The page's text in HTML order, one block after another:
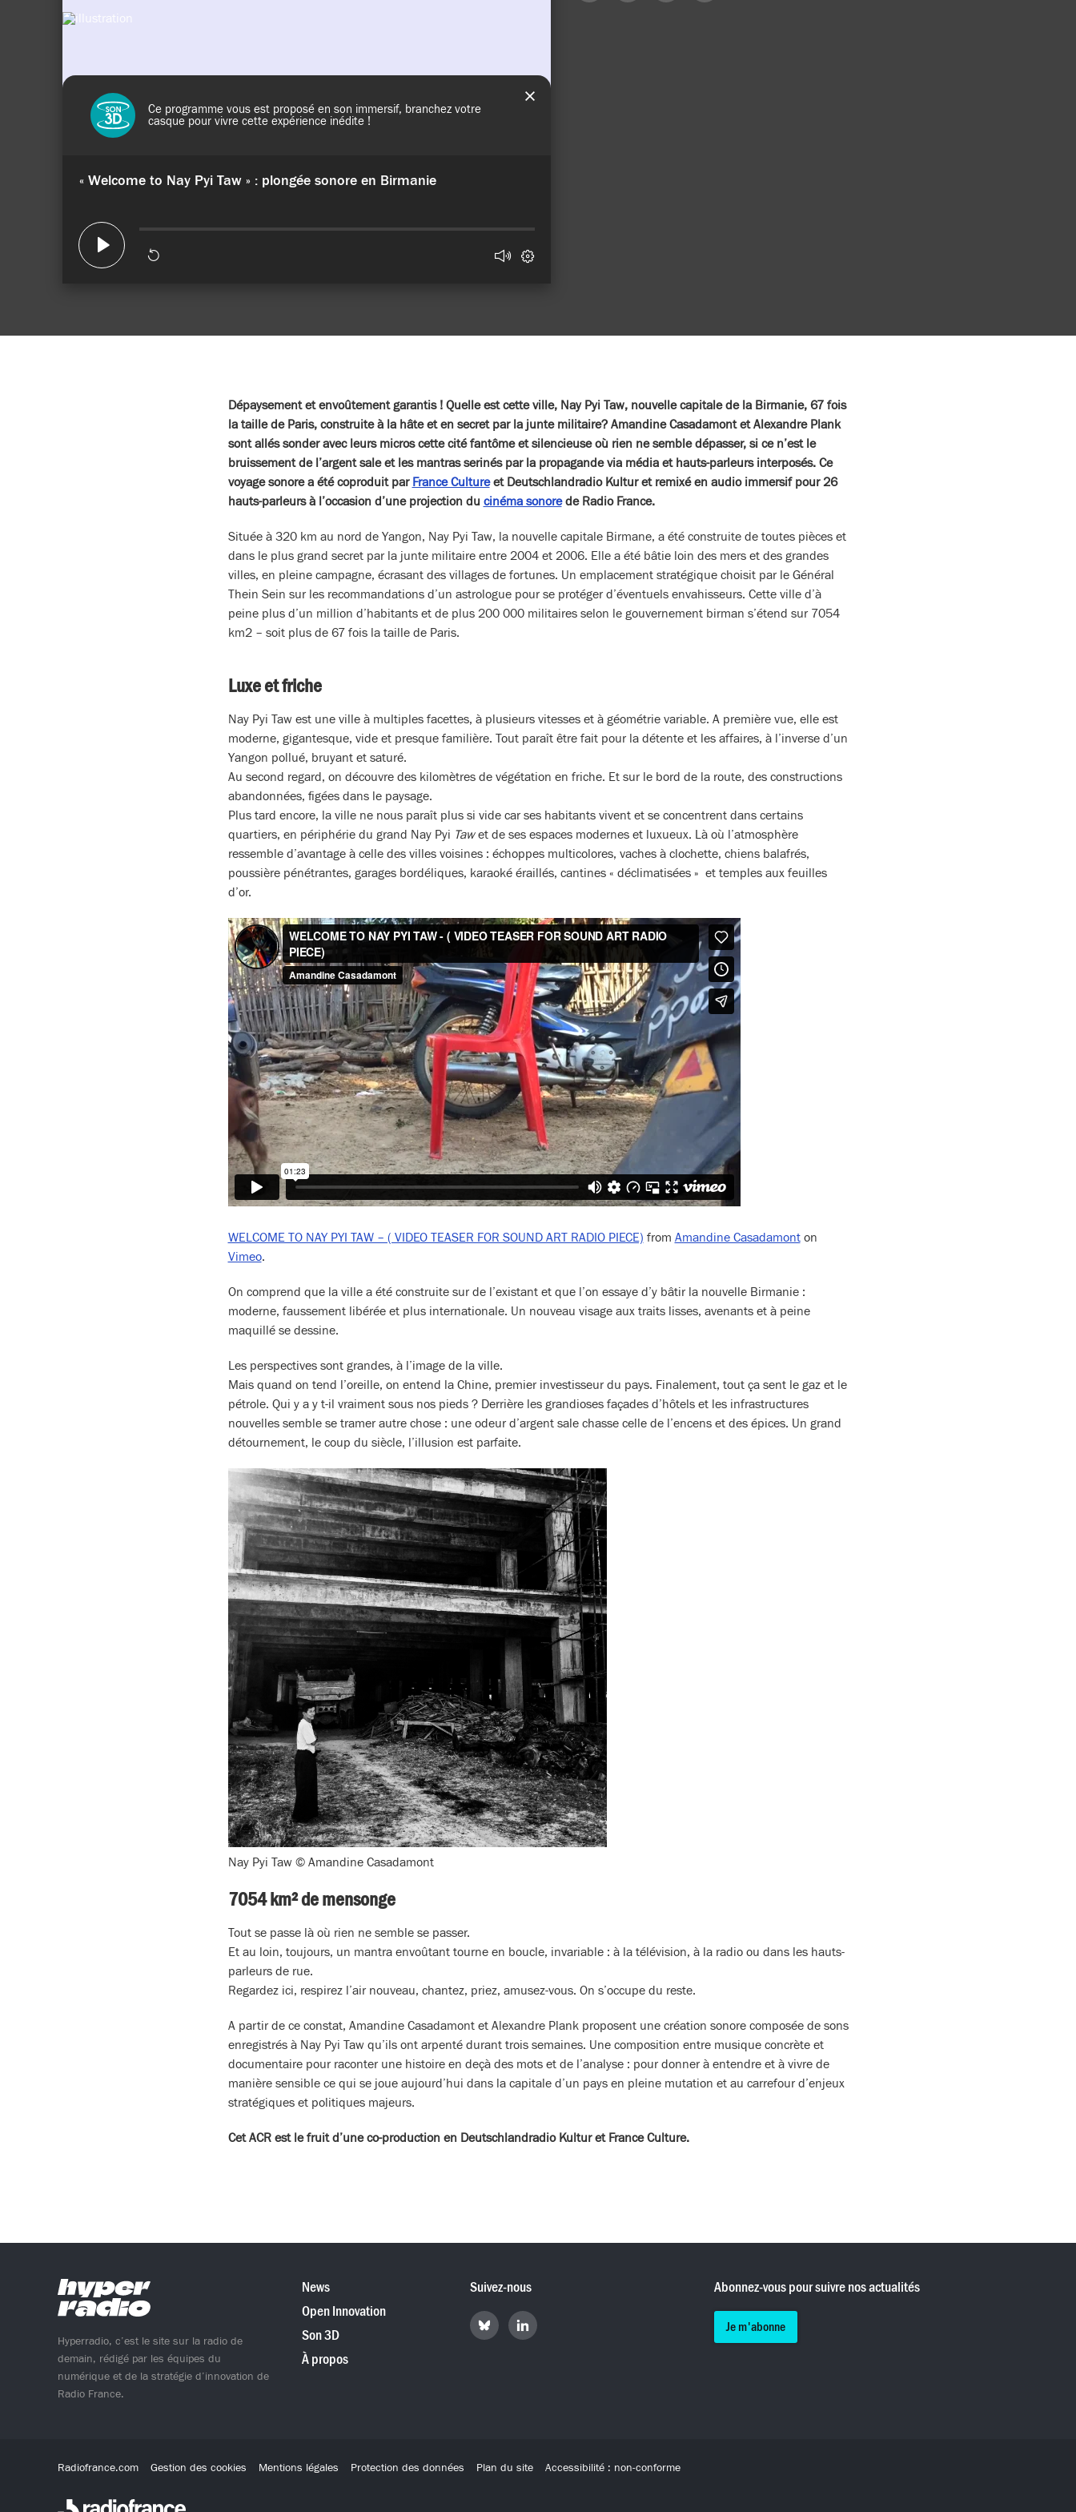
Dépaysement et envoûtement garantis ! Quelle est cette ville, Nay Pyi Taw, nouvelle capitale de la Birmanie, 67 fois
la taille de Paris, construite à la hâte et en secret par la junte militaire? Amandine Casadamont et Alexandre Plank
sont allés sonder avec leurs micros cette cité fantôme et silencieuse où rien ne semble dépasser, si ce n’est le
bruissement de l’argent sale et les mantras serinés par la propagande via média et hauts-parleurs interposés. Ce
voyage sonore a été coproduit par France Cultureet Deutschlandradio Kultur et remixé en audio immersif pour 26
hauts-parleurs à l’occasion d’une projection du cinéma sonorede Radio France.
Située à 320 km au nord de Yangon, Nay Pyi Taw, la nouvelle capitale Birmane, a été construite de toutes pièces et
dans le plus grand secret par la junte militaire entre 2004 et 2006. Elle a été bâtie loin des mers et des grandes
villes, en pleine campagne, écrasant des villages de fortunes. Un emplacement stratégique choisit par le Général
Thein Sein sur les recommandations d’un astrologue pour se protéger d’éventuels envahisseurs. Cette ville d’à
peine plus d’un million d’habitants et de plus 200 000 militaires selon le gouvernement birman s’étend sur 7054
km2 – soit plus de 67 fois la taille de Paris.
Luxe et friche
Nay Pyi Taw est une ville à multiples facettes, à plusieurs vitesses et à géométrie variable. A première vue, elle est
moderne, gigantesque, vide et presque familière. Tout paraît être fait pour la détente et les affaires, à l’inverse d’un
Yangon pollué, bruyant et saturé.
Au second regard, on découvre des kilomètres de végétation en friche. Et sur le bord de la route, des constructions
abandonnées, figées dans le paysage.
Plus tard encore, la ville ne nous paraît plus si vide car ses habitants vivent et se concentrent dans certains
quartiers, en périphérie du grand Nay Pyi Tawet de ses espaces modernes et luxueux. Là où l’atmosphère
ressemble d’avantage à celle des villes voisines : échoppes multicolores, vaches à clochette, chiens balafrés,
poussière pénétrantes, garages bordéliques, karaoké éraillés, cantines « déclimatisées » et temples aux feuilles
d’or.
WELCOME TO NAY PYI TAW – ( VIDEO TEASER FOR SOUND ART RADIO PIECE) from Amandine Casadamonton
Vimeo.
On comprend que la ville a été construite sur de l’existant et que l’on essaye d’y bâtir la nouvelle Birmanie :
moderne, faussement libérée et plus internationale. Un nouveau visage aux traits lisses, avenants et à peine
maquillé se dessine.
Les perspectives sont grandes, à l’image de la ville.
Mais quand on tend l’oreille, on entend la Chine, premier investisseur du pays. Finalement, tout ça sent le gaz et le
pétrole. Qui y a y t-il vraiment sous nos pieds ? Derrière les grandioses façades d’hôtels et les infrastructures
nouvelles semble se tramer autre chose : une odeur d’argent sale chasse celle de l’encens et des épices. Un grand
détournement, le coup du siècle, l’illusion est parfaite.
Nay Pyi Taw © Amandine Casadamont
7054 km² de mensonge
Tout se passe là où rien ne semble se passer.
Et au loin, toujours, un mantra envoûtant tourne en boucle, invariable : à la télévision, à la radio ou dans les hauts-
parleurs de rue.
Regardez ici, respirez l’air nouveau, chantez, priez, amusez-vous. On s’occupe du reste.
A partir de ce constat, Amandine Casadamont et Alexandre Plank proposent une création sonore composée de sons
enregistrés à Nay Pyi Taw qu’ils ont arpenté durant trois semaines. Une composition entre musique concrète et
documentaire pour raconter une histoire en deçà des mots et de l’analyse : pour donner à entendre et à vivre de
manière sensible ce qui se joue aujourd’hui dans la capitale d’un pays en pleine mutation et au carrefour d’enjeux
stratégiques et politiques majeurs.
Cet ACR est le fruit d’une co-production en Deutschlandradio Kultur et France Culture.
Hyperradio, c’est le site sur la radio de
demain, rédigé par les équipes du
numérique et de la stratégie d’innovation de
Radio France.
News
Open Innovation
Son 3D
À propos
Suivez-nous
Retrouvez
Hyperradio
Retrouvez
Hyperradio
Abonnez-vous pour suivre nos actualités
Je m'abonne
Radiofrance.com Gestion des cookies Mentions légales Protection des données Plan du site Accessibilité : non-conforme